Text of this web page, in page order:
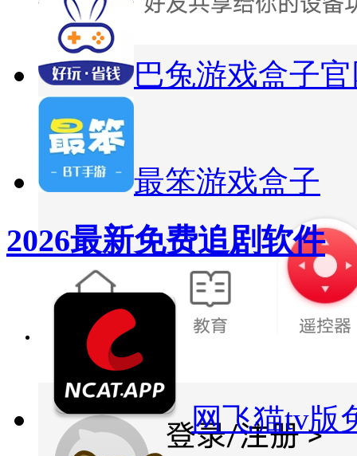
巴兔游戏盒子
最笨游戏盒子
2026最新免费追剧软件
网飞猫tv版